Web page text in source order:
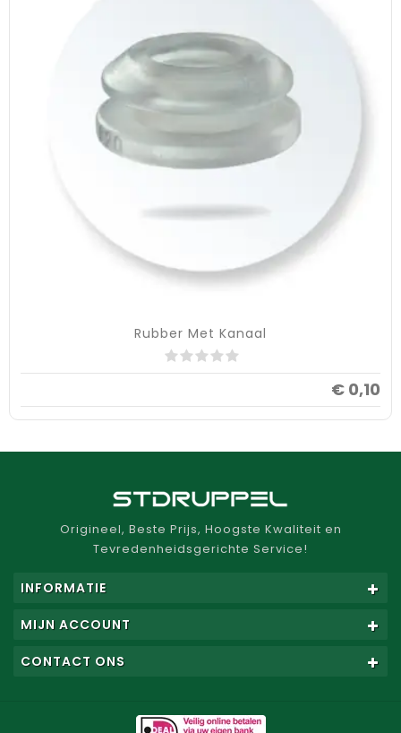
Rubber Met Kanaal
€ 0,10
Origineel, Beste Prijs, Hoogste Kwaliteit en
Tevredenheidsgerichte Service!
INFORMATIE
MIJN ACCOUNT
CONTACT ONS